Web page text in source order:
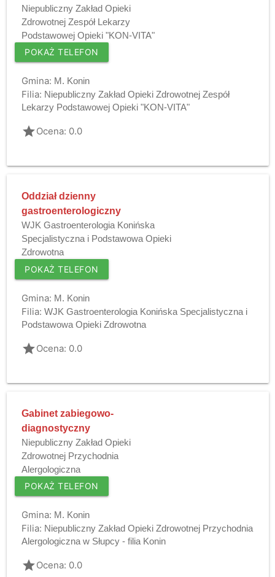
Niepubliczny Zakład Opieki
Zdrowotnej Zespół Lekarzy
Podstawowej Opieki "KON-VITA"
POKAŻ TELEFON
Gmina: M. Konin
Filia: Niepubliczny Zakład Opieki Zdrowotnej Zespół
Lekarzy Podstawowej Opieki "KON-VITA"
gradeOcena: 0.0
Oddział dzienny
gastroenterologiczny
WJK Gastroenterologia Konińska
Specjalistyczna i Podstawowa Opieki
Zdrowotna
POKAŻ TELEFON
Gmina: M. Konin
Filia: WJK Gastroenterologia Konińska Specjalistyczna i
Podstawowa Opieki Zdrowotna
gradeOcena: 0.0
Gabinet zabiegowo-
diagnostyczny
Niepubliczny Zakład Opieki
Zdrowotnej Przychodnia
Alergologiczna
POKAŻ TELEFON
Gmina: M. Konin
Filia: Niepubliczny Zakład Opieki Zdrowotnej Przychodnia
Alergologiczna w Słupcy - filia Konin
gradeOcena: 0.0